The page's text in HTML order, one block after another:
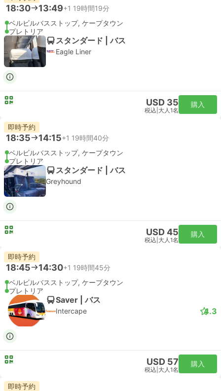
18:30 13:49+1 19時間19分
ベルビルバスストップ, ケープタウン
プレトリア
スタンダード | バス
Eagle Liner
USD 35
税込 大人1名
購入
即時予約
18:35 14:15+1 19時間40分
ベルビルバスストップ, ケープタウン
プレトリア
スタンダード | バス
Greyhound
USD 45
税込 大人1名
購入
即時予約
18:45 14:30+1 19時間45分
ベルビルバスストップ, ケープタウン
プレトリア
Saver | バス
Intercape 4.3
USD 57
税込 大人1名
購入
即時予約